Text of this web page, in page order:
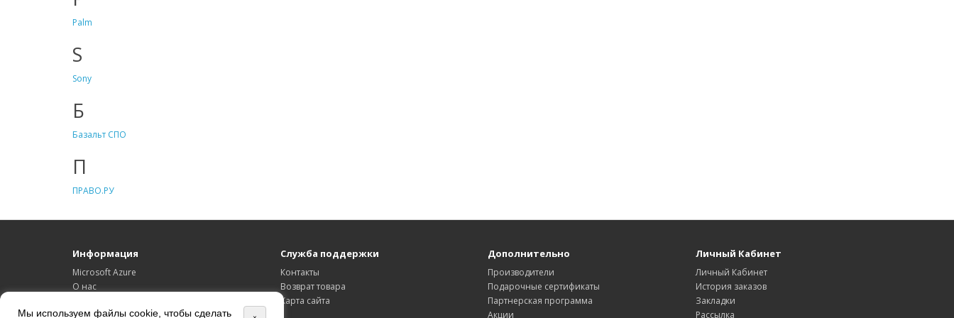
Palm
S
Sony
Б
Базальт СПО
П
ПРАВО.РУ
Информация
Microsoft Azure
О нас
Политика Безопасности
Служба поддержки
Контакты
Возврат товара
Карта сайта
Дополнительно
Производители
Подарочные сертификаты
Партнерская программа
Акции
Личный Кабинет
Личный Кабинет
История заказов
Закладки
Рассылка
Мы используем файлы cookie, чтобы сделать